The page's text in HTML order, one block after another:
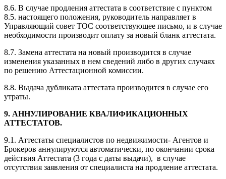
8.6. В случае продления аттестата в соответствие с пунктом
8.5. настоящего положения, руководитель направляет в
Управляющий совет ТОС соответствующее письмо, и в случае
необходимости производит оплату за новый бланк аттестата.
8.7. Замена аттестата на новый производится в случае
изменения указанных в нем сведений либо в других случаях
по решению Аттестационной комиссии.
8.8. Выдача дубликата аттестата производится в случае его
утраты.
9. АННУЛИРОВАНИЕ КВАЛИФИКАЦИОННЫХ
АТТЕСТАТОВ.
9.1. Аттестаты специалистов по недвижимости- Агентов и
Брокеров аннулируются автоматически, по окончании срока
действия Аттестата (3 года с даты выдачи), в случае
отсутствия заявления от специалиста на продление аттестата.